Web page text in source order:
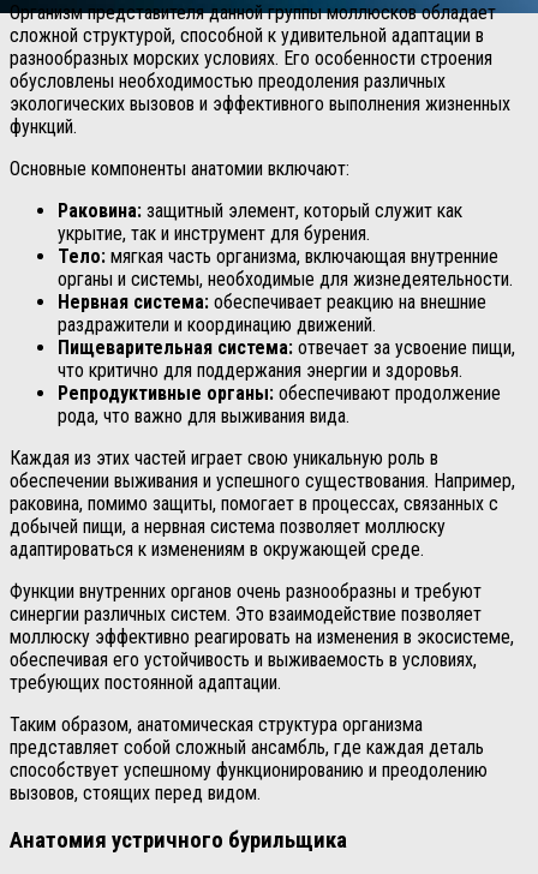
Организм представителя данной группы моллюсков обладает
сложной структурой, способной к удивительной адаптации в
разнообразных морских условиях. Его особенности строения
обусловлены необходимостью преодоления различных
экологических вызовов и эффективного выполнения жизненных
функций.
Основные компоненты анатомии включают:
Раковина: защитный элемент, который служит как
укрытие, так и инструмент для бурения.
Тело: мягкая часть организма, включающая внутренние
органы и системы, необходимые для жизнедеятельности.
Нервная система: обеспечивает реакцию на внешние
раздражители и координацию движений.
Пищеварительная система: отвечает за усвоение пищи,
что критично для поддержания энергии и здоровья.
Репродуктивные органы: обеспечивают продолжение
рода, что важно для выживания вида.
Каждая из этих частей играет свою уникальную роль в
обеспечении выживания и успешного существования. Например,
раковина, помимо защиты, помогает в процессах, связанных с
добычей пищи, а нервная система позволяет моллюску
адаптироваться к изменениям в окружающей среде.
Функции внутренних органов очень разнообразны и требуют
синергии различных систем. Это взаимодействие позволяет
моллюску эффективно реагировать на изменения в экосистеме,
обеспечивая его устойчивость и выживаемость в условиях,
требующих постоянной адаптации.
Таким образом, анатомическая структура организма
представляет собой сложный ансамбль, где каждая деталь
способствует успешному функционированию и преодолению
вызовов, стоящих перед видом.
Анатомия устричного бурильщика